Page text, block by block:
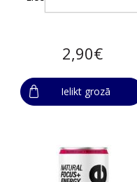
2,90€
Ielikt grozā